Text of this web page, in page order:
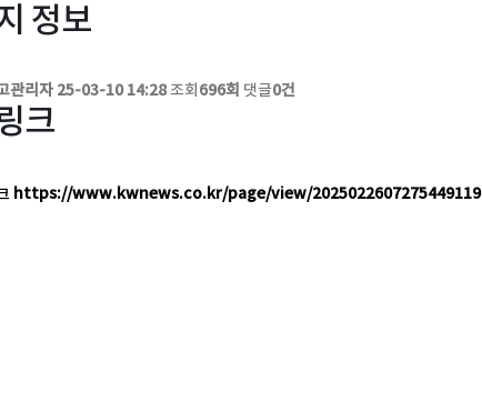
정보
관리자 25-03-10 14:28조회 696회 댓글0건
크
https://www.kwnews.co.kr/page/view/2025022607275449119